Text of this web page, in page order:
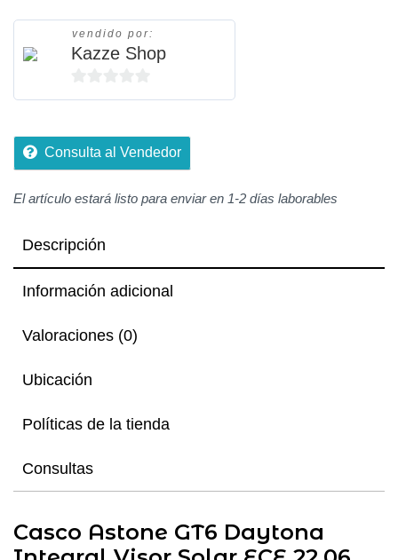
cantidad
vendido por:
Kazze Shop
0
5
Consulta al Vendedor
El artículo estará listo para enviar en 1-2 días laborables
Descripción
Información adicional
Valoraciones (0)
Ubicación
Políticas de la tienda
Consultas
Casco Astone GT6 Daytona